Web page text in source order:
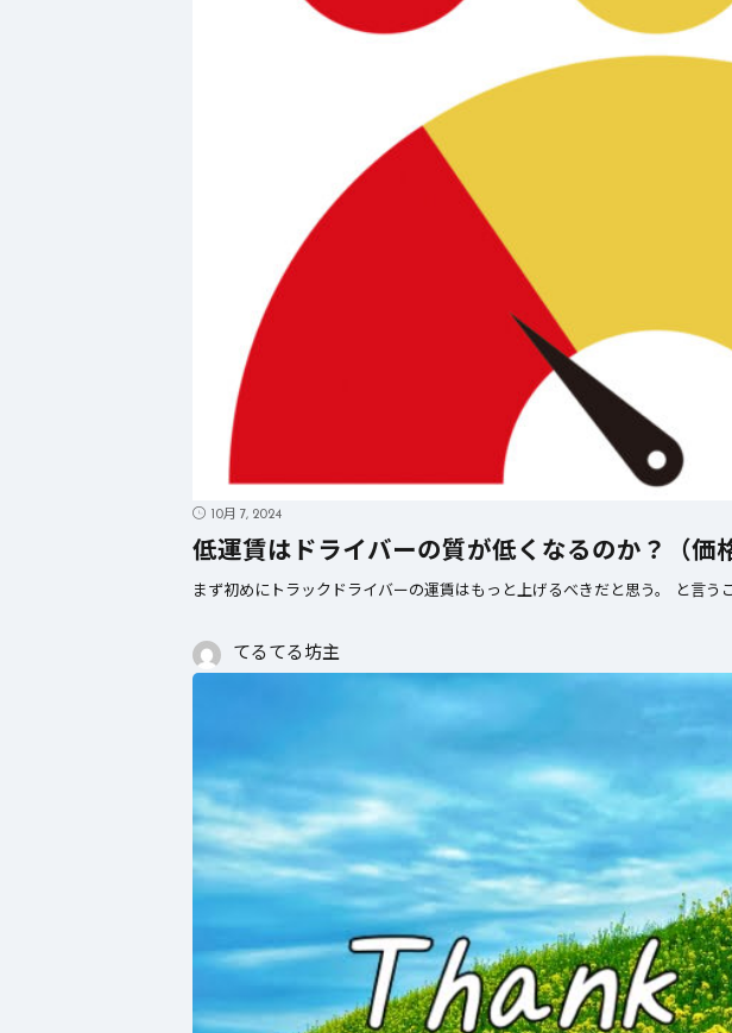
10月 7, 2024
低運賃はドライバーの質が低くなるのか？（価
まず初めにトラックドライバーの運賃はもっと上げるべきだと思う。 と言う
てるてる坊主